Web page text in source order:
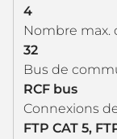
4
Nombre max.
32
Bus de
RCF bus
Connexions
FTP CAT 5,